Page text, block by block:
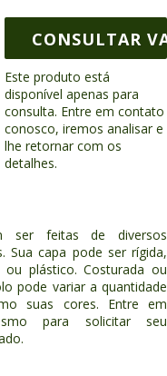
CONSULTAR
Este produto está
disponível apenas para
consulta. Entre em contato
conosco, iremos analisar e
lhe retornar com os
detalhes.
ser feitas de diversos
Sua capa pode ser rígida,
plástico. Costurada ou
pode variar a quantidade
suas cores. Entre em
para solicitar seu